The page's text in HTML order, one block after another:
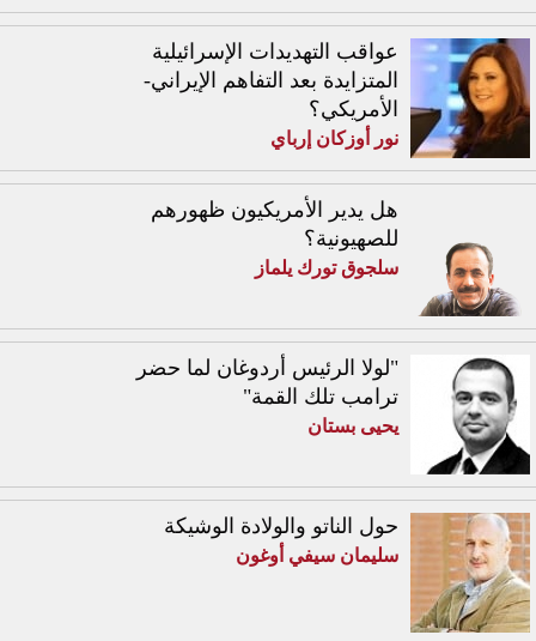
عواقب التهديدات الإسرائيلية
المتزايدة بعد التفاهم الإيراني-
الأمريكي؟
نور أوزكان إرباي
هل يدير الأمريكيون ظهورهم
للصهيونية؟
سلجوق تورك يلماز
"لولا الرئيس أردوغان لما حضر
ترامب تلك القمة"
يحيى بستان
حول الناتو والولادة الوشيكة
سليمان سيفي أوغون